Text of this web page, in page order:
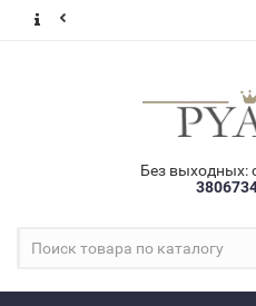
Без выходных: